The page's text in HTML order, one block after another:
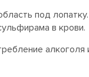
под
в крови.
алкоголя